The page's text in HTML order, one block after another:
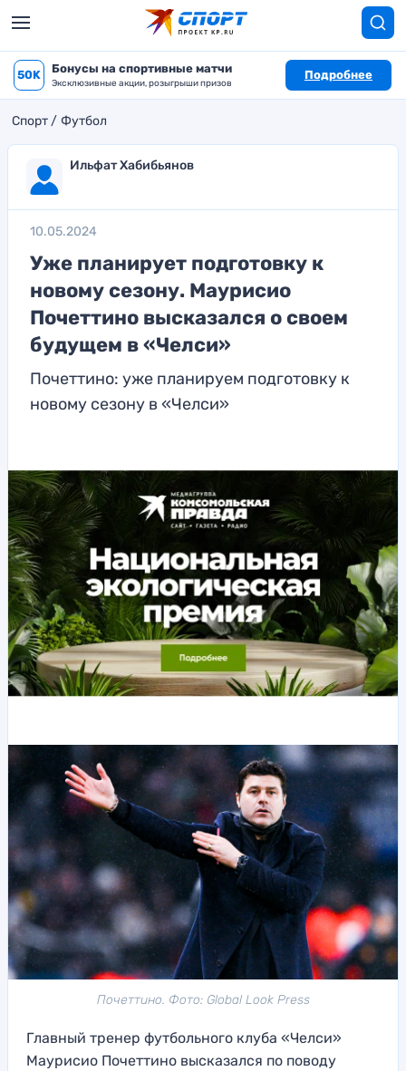
50K Бонусы на спортивные матчи
Эксклюзивные акции, розыгрыши призов
Подробнее
Спорт Футбол
Ильфат Хабибьянов
10.05.2024
Уже планирует подготовку к
новому сезону. Маурисио
Почеттино высказался о своем
будущем в «Челси»
Почеттино: уже планируем подготовку к
новому сезону в «Челси»
Почеттино. Фото: Global Look Press
Главный тренер футбольного клуба «Челси»
Маурисио Почеттино высказался по поводу